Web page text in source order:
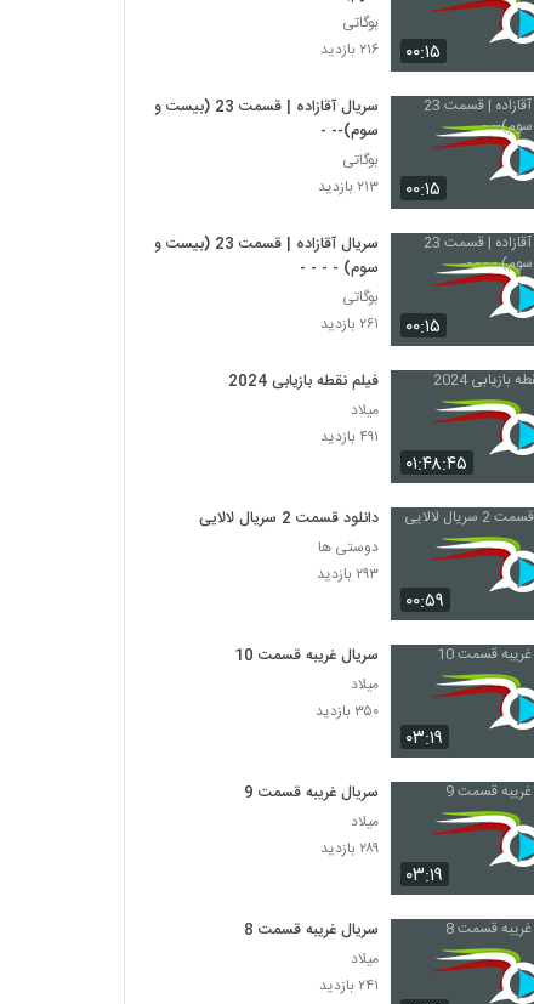
۰۰:۱۵
بوگاتی
۲۱۶ بازدید
۰۰:۱۵
سریال آقازاده | قسمت 23 (بیست و
سوم)-- -
بوگاتی
۲۱۳ بازدید
۰۰:۱۵
سریال آقازاده | قسمت 23 (بیست و
سوم) - - - -
بوگاتی
۲۶۱ بازدید
۰۱:۴۸:۴۵
فیلم نقطه بازیابی 2024
میلاد
۴۹۱ بازدید
۰۰:۵۹
دانلود قسمت 2 سریال لالایی
دوستی ها
۲۹۳ بازدید
۰۳:۱۹
سریال غریبه قسمت 10
میلاد
۳۵۰ بازدید
۰۳:۱۹
سریال غریبه قسمت 9
میلاد
۲۸۹ بازدید
سریال غریبه قسمت 8
میلاد
۲۴۱ بازدید